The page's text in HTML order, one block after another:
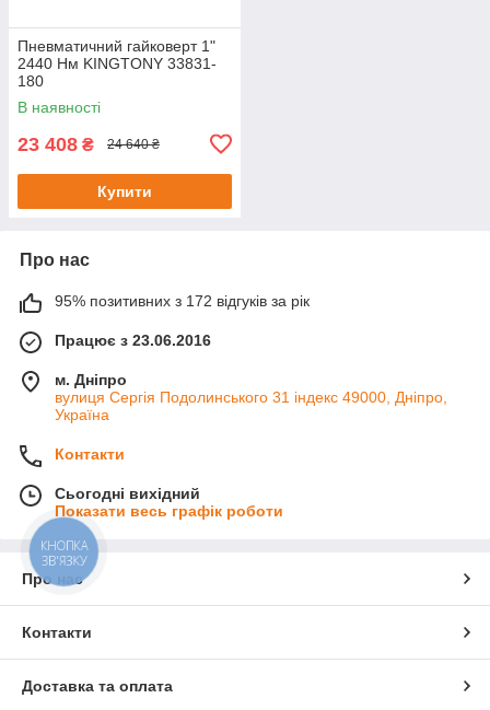
Пневматичний гайковерт 1"
2440 Нм KINGTONY 33831-
180
В наявності
23 408 ₴ 24 640 ₴
Купити
Про нас
95% позитивних з 172 відгуків за рік
Працює з 23.06.2016
м. Дніпро
вулиця Сергія Подолинського 31 індекс 49000, Дніпро,
Україна
Контакти
Сьогодні вихідний
Показати весь графік роботи
Про нас
Контакти
Доставка та оплата
КНОПКА
ЗВ'ЯЗКУ